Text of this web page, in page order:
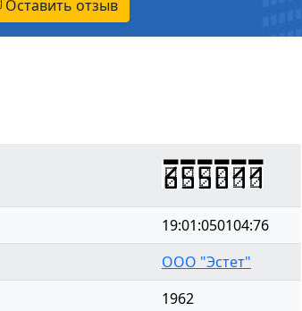
Оставить отзыв
655011
19:01:050104:76
ООО "Эстет"
1962